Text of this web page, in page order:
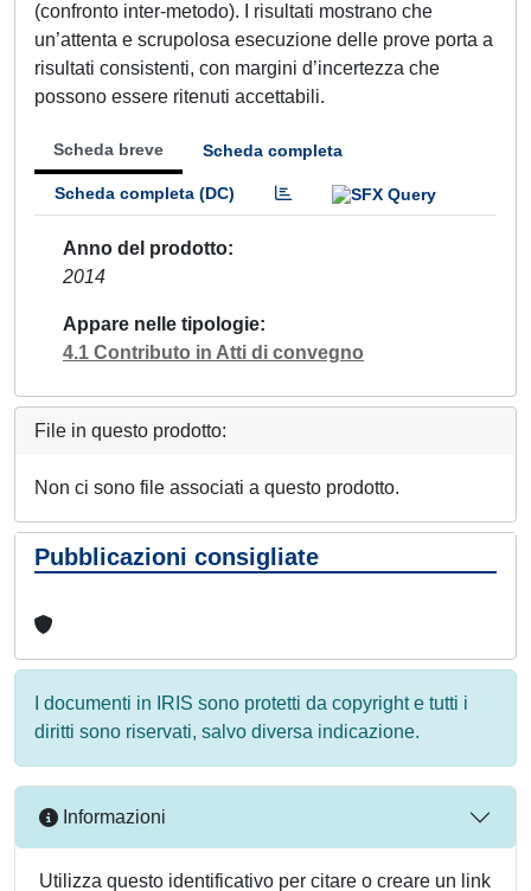
(confronto inter-metodo). I risultati mostrano che
un’attenta e scrupolosa esecuzione delle prove porta a
risultati consistenti, con margini d’incertezza che
possono essere ritenuti accettabili.
Scheda breve Scheda completa
Scheda completa (DC)
Anno del prodotto
2014
Appare nelle tipologie
4.1 Contributo in Atti di convegno
File in questo prodotto:
Non ci sono file associati a questo prodotto.
Pubblicazioni consigliate
I documenti in IRIS sono protetti da copyright e tutti i
diritti sono riservati, salvo diversa indicazione.
Informazioni
Utilizza questo identificativo per citare o creare un link